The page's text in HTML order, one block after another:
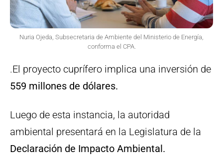
Nuria Ojeda, Subsecretaria de Ambiente del Ministerio de Energía,
conforma el CPA.
.El proyecto cuprífero implica una inversión de
559 millones de dólares.
Luego de esta instancia, la autoridad
ambiental presentará en la Legislatura de la
Declaración de Impacto Ambiental.